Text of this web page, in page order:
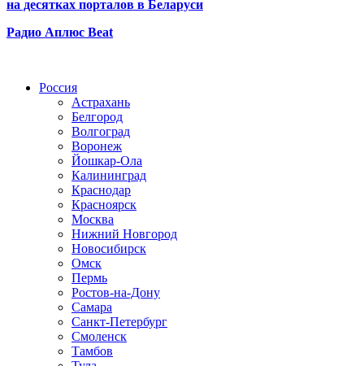
на десятках порталов в Беларуси
Радио Аплюс Beat
Россия
Астрахань
Белгород
Волгоград
Воронеж
Йошкар-Ола
Калининград
Краснодар
Красноярск
Москва
Нижний Новгород
Новосибирск
Омск
Пермь
Ростов-на-Дону
Самара
Санкт-Петербург
Смоленск
Тамбов